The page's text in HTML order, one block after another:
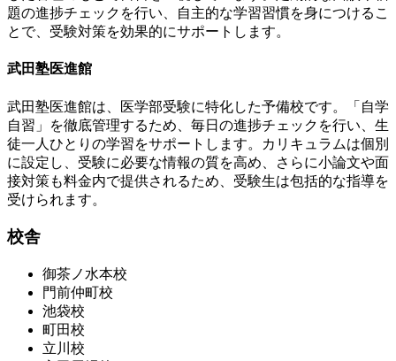
題の進捗チェックを行い、自主的な学習習慣を身につけるこ
とで、受験対策を効果的にサポートします。
武田塾医進館
武田塾医進館は、医学部受験に特化した予備校です。「自学
自習」を徹底管理するため、毎日の進捗チェックを行い、生
徒一人ひとりの学習をサポートします。カリキュラムは個別
に設定し、受験に必要な情報の質を高め、さらに小論文や面
接対策も料金内で提供されるため、受験生は包括的な指導を
受けられます。
校舎
御茶ノ水本校
門前仲町校
池袋校
町田校
立川校